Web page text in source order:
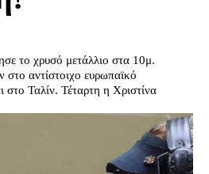
το χρυσό μετάλλιο στα 10μ.
στο αντίστοιχο ευρωπαϊκό
στο Ταλίν. Τέταρτη η Χριστίνα